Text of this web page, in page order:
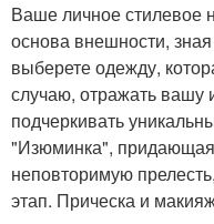
Ваше личное стилевое
основа внешности,
выберете одежду,
случаю, отражать вашу
подчеркивать
"Изюминка",
неповторимую
этап. Прическа и